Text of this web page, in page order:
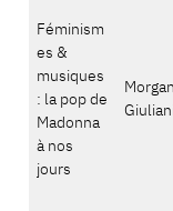
Féminism
es &
musiques
: la pop de
Madonna
à nos
jours